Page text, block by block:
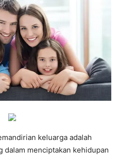
keluarga adalah
dalam menciptakan kehidupan